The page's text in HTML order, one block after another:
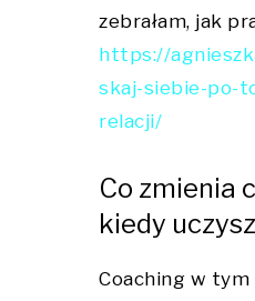
zebrałam, jak
https://
skaj-siebie-po-
relacji/
Co zmienia
kiedy
Coaching w tym